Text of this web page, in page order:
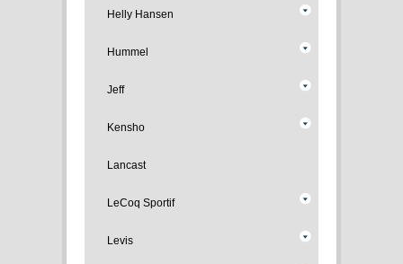
Helly Hansen
Hummel
Jeff
Kensho
Lancast
LeCoq Sportif
Levis